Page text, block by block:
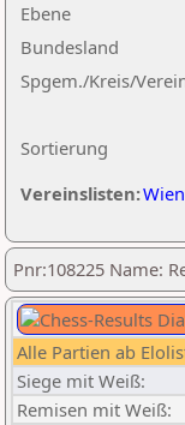
Ebene
Sortierung
Bundesland
Spgem./Kreis/
Vereinslisten:Wien
Pnr:108225 Name:
Alle Partien ab
Siege mit Weiß:
Remisen mit Weiß: